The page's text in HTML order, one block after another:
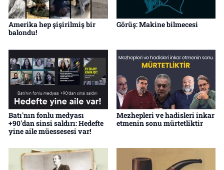
Amerika hep şişirilmiş bir
balondu!
Görüş: Makine bilmecesi
Batı'nın fonlu medyası
+90'dan sinsi saldırı: Hedefte
yine aile müessesesi var!
Mezhepleri ve hadisleri inkar
etmenin sonu mürtetliktir